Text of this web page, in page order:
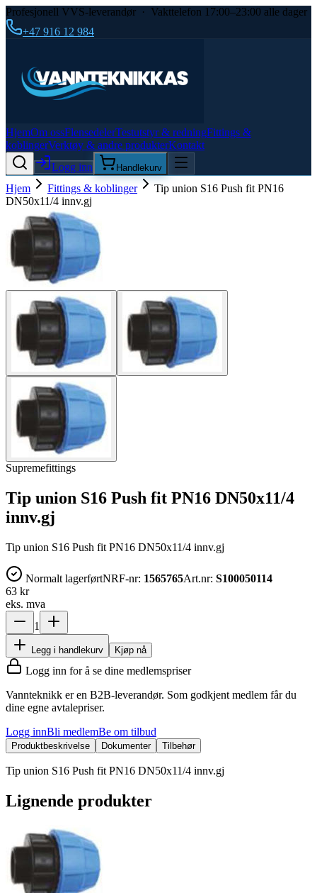
Profesjonell VVS-leverandør · Vakttelefon 17:00–23:00 alle dager
+47 916 12 984
HjemOm ossFlensedelerTestutstyr & redningFittings &
koblingerVerktøy & andre produkterKontakt
Logg inn
Handlekurv
Hjem Fittings & koblinger
Tip union S16 Push fit PN16
DN50x11/4 innv.gj
Supremefittings
Tip union S16 Push fit PN16 DN50x11/4
innv.gj
Tip union S16 Push fit PN16 DN50x11/4 innv.gj
Normalt lagerførtNRF-nr: 1565765Art.nr: S100050114
63 kr
eks. mva
1
Legg i handlekurv Kjøp nå
Logg inn for å se dine medlemspriser
Vannteknikk er en B2B-leverandør. Som godkjent medlem får du
dine egne avtalepriser.
Logg innBli medlemBe om tilbud
Produktbeskrivelse Dokumenter Tilbehør
Tip union S16 Push fit PN16 DN50x11/4 innv.gj
Lignende produkter